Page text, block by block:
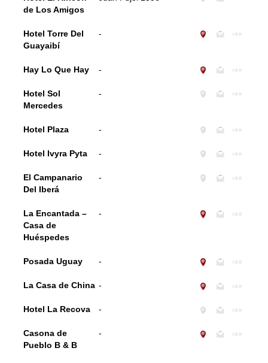
de Los Amigos
Hotel Torre Del
Guayaibí
-
Hay Lo Que Hay -
Hotel Sol
Mercedes
-
Hotel Plaza -
Hotel Ivyra Pyta -
El Campanario
Del Iberá
-
La Encantada –
Casa de
Huéspedes
-
Posada Uguay -
La Casa de China -
Hotel La Recova -
Casona de
Pueblo B & B
-